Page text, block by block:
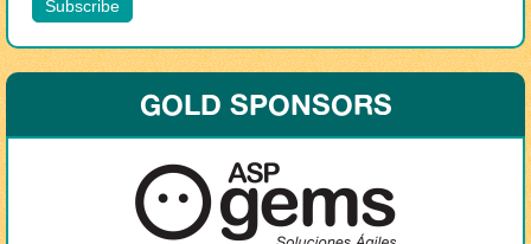
GOLD SPONSORS